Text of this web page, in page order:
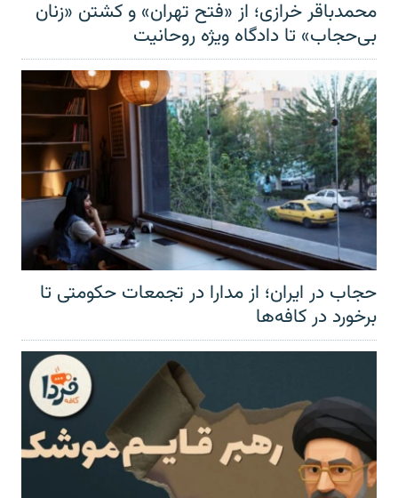
محمدباقر خرازی؛ از «فتح تهران» و کشتن «زنان
بی‌حجاب» تا دادگاه ویژه روحانیت
حجاب در ایران؛ از مدارا در تجمعات حکومتی تا
برخورد در کافه‌ها